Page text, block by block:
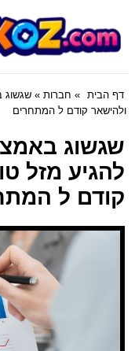
Cakoz.com
דף הבית » חברות » שגשוג
ולהישאר קודם ל המתחרים
שגשוג
להגיע מזל
קודם ל